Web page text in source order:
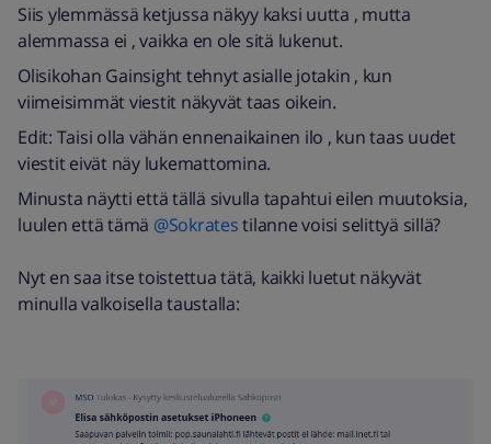
Siis ylemmässä ketjussa näkyy kaksi uutta , mutta
alemmassa ei , vaikka en ole sitä lukenut.
Olisikohan Gainsight tehnyt asialle jotakin , kun
viimeisimmät viestit näkyvät taas oikein.
Edit: Taisi olla vähän ennenaikainen ilo , kun taas uudet
viestit eivät näy lukemattomina.
Minusta näytti että tällä sivulla tapahtui eilen muutoksia,
luulen että tämä ​ @Sokratestilanne voisi selittyä sillä?
Nyt en saa itse toistettua tätä, kaikki luetut näkyvät
minulla valkoisella taustalla: